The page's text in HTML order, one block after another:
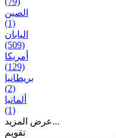
الصين
(1)
اليابان
(509)
أمريكا
(129)
بریطانیا
(2)
ألمانيا
(1)
عرض المزيد...
تقويم